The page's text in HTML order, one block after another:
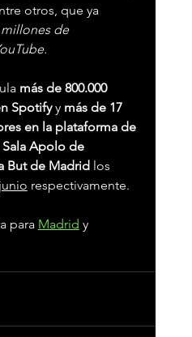
otros, que ya
millones de
más de 800.000
Spotify y más de 17
en la plataforma de
Sala Apolo de
But de Madrid los
respectivamente.
para Madrid y